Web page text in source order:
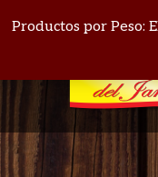
Productos por Peso: